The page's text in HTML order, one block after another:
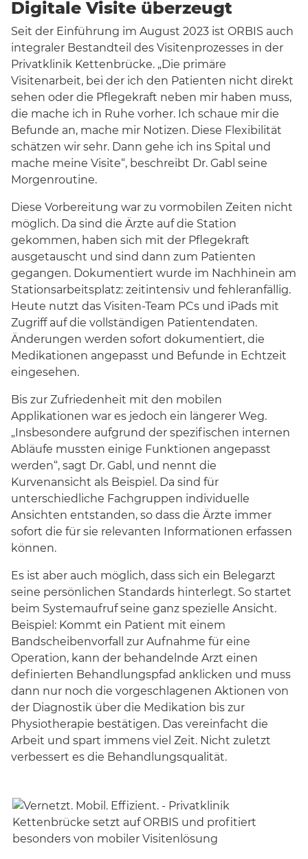
Digitale Visite überzeugt
Seit der Einführung im August 2023 ist ORBIS auch
integraler Bestandteil des Visitenprozesses in der
Privatklinik Kettenbrücke. „Die primäre
Visitenarbeit, bei der ich den Patienten nicht direkt
sehen oder die Pflegekraft neben mir haben muss,
die mache ich in Ruhe vorher. Ich schaue mir die
Befunde an, mache mir Notizen. Diese Flexibilität
schätzen wir sehr. Dann gehe ich ins Spital und
mache meine Visite“, beschreibt Dr. Gabl seine
Morgenroutine.
Diese Vorbereitung war zu vormobilen Zeiten nicht
möglich. Da sind die Ärzte auf die Station
gekommen, haben sich mit der Pflegekraft
ausgetauscht und sind dann zum Patienten
gegangen. Dokumentiert wurde im Nachhinein am
Stationsarbeitsplatz: zeitintensiv und fehleranfällig.
Heute nutzt das Visiten-Team PCs und iPads mit
Zugriff auf die vollständigen Patientendaten.
Änderungen werden sofort dokumentiert, die
Medikationen angepasst und Befunde in Echtzeit
eingesehen.
Bis zur Zufriedenheit mit den mobilen
Applikationen war es jedoch ein längerer Weg.
„Insbesondere aufgrund der spezifischen internen
Abläufe mussten einige Funktionen angepasst
werden“, sagt Dr. Gabl, und nennt die
Kurvenansicht als Beispiel. Da sind für
unterschiedliche Fachgruppen individuelle
Ansichten entstanden, so dass die Ärzte immer
sofort die für sie relevanten Informationen erfassen
können.
Es ist aber auch möglich, dass sich ein Belegarzt
seine persönlichen Standards hinterlegt. So startet
beim Systemaufruf seine ganz spezielle Ansicht.
Beispiel: Kommt ein Patient mit einem
Bandscheibenvorfall zur Aufnahme für eine
Operation, kann der behandelnde Arzt einen
definierten Behandlungspfad anklicken und muss
dann nur noch die vorgeschlagenen Aktionen von
der Diagnostik über die Medikation bis zur
Physiotherapie bestätigen. Das vereinfacht die
Arbeit und spart immens viel Zeit. Nicht zuletzt
verbessert es die Behandlungsqualität.